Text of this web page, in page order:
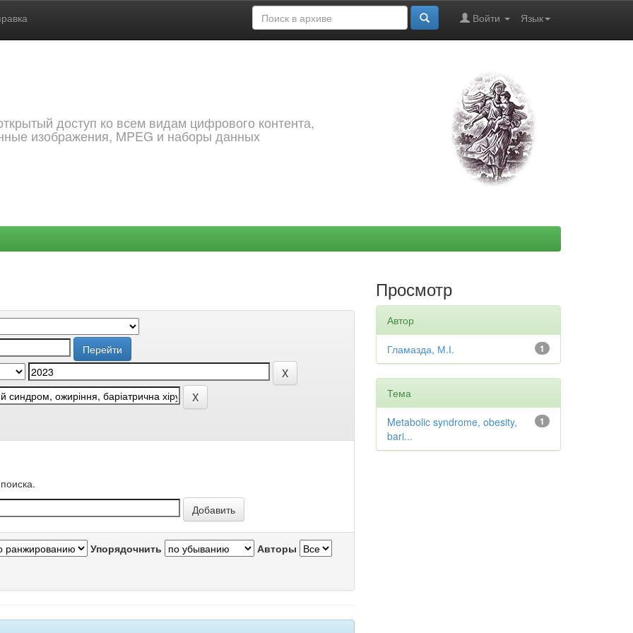
Язык
Войти
доступ ко всем видам цифрового контента,
изображения, MPEG и наборы данных
Упорядочнить Авторы
Просмотр
Автор
1
Гламазда, М.І.
Тема
1
Metabolic syndrome, obesity,
bari...